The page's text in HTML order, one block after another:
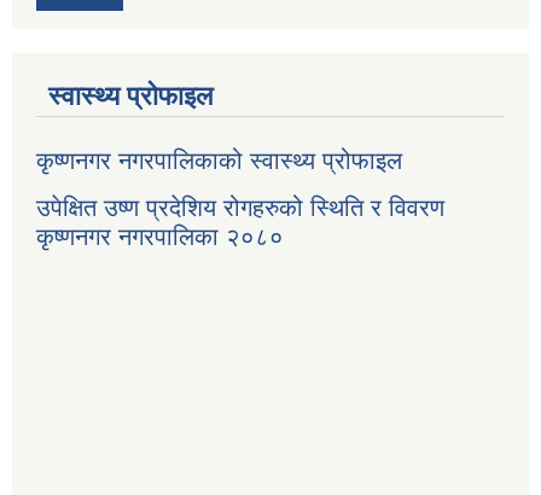
स्वास्थ्य प्रोफाइल
कृष्णनगर नगरपालिकाको स्वास्थ्य प्रोफाइल
उपेक्षित उष्ण प्रदेशिय रोगहरुको स्थिति र विवरण
कृष्णनगर नगरपालिका २०८०